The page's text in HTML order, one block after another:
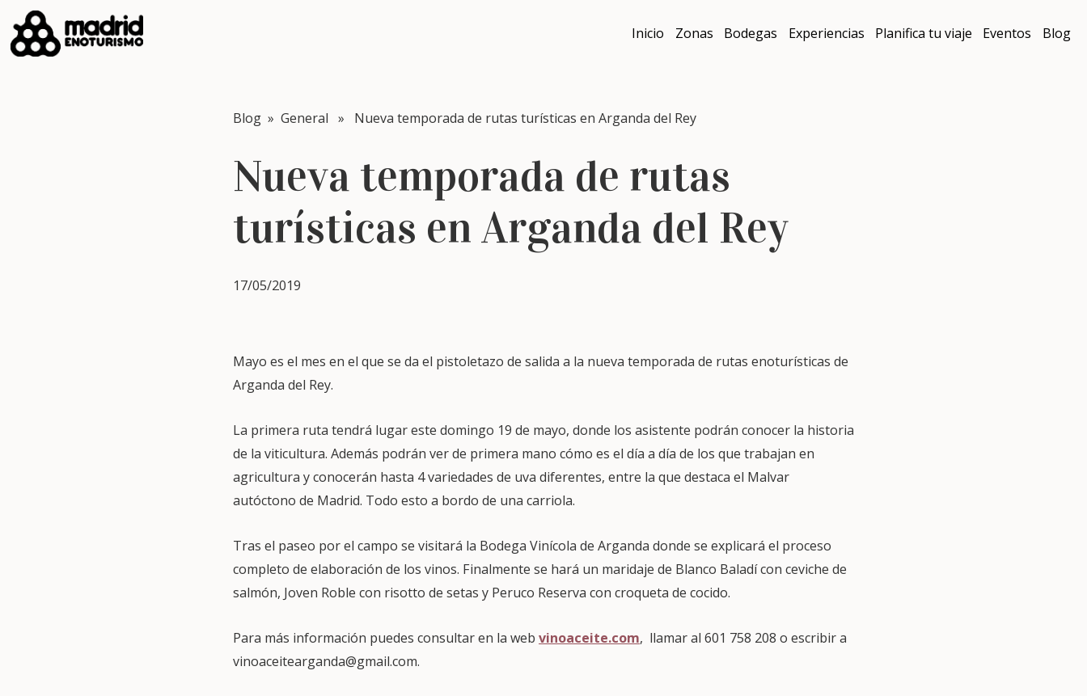
Inicio Zonas Bodegas Experiencias Planifica tu viaje Eventos Blog
Blog » General » Nueva temporada de rutas turísticas en Arganda del Rey
Nueva temporada de rutas
turísticas en Arganda del Rey
17/05/2019
Mayo es el mes en el que se da el pistoletazo de salida a la nueva temporada de rutas enoturísticas de
Arganda del Rey.
La primera ruta tendrá lugar este domingo 19 de mayo, donde los asistente podrán conocer la historia
de la viticultura. Además podrán ver de primera mano cómo es el día a día de los que trabajan en
agricultura y conocerán hasta 4 variedades de uva diferentes, entre la que destaca el Malvar
autóctono de Madrid. Todo esto a bordo de una carriola.
Tras el paseo por el campo se visitará la Bodega Vinícola de Arganda donde se explicará el proceso
completo de elaboración de los vinos. Finalmente se hará un maridaje de Blanco Baladí con ceviche de
salmón, Joven Roble con risotto de setas y Peruco Reserva con croqueta de cocido.
Para más información puedes consultar en la web vinoaceite.com, llamar al 601 758 208 o escribir a
vinoaceitearganda@gmail.com.